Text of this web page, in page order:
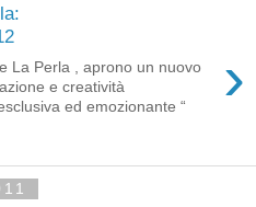
›
La Perla , aprono un nuovo
e creatività
ed emozionante “